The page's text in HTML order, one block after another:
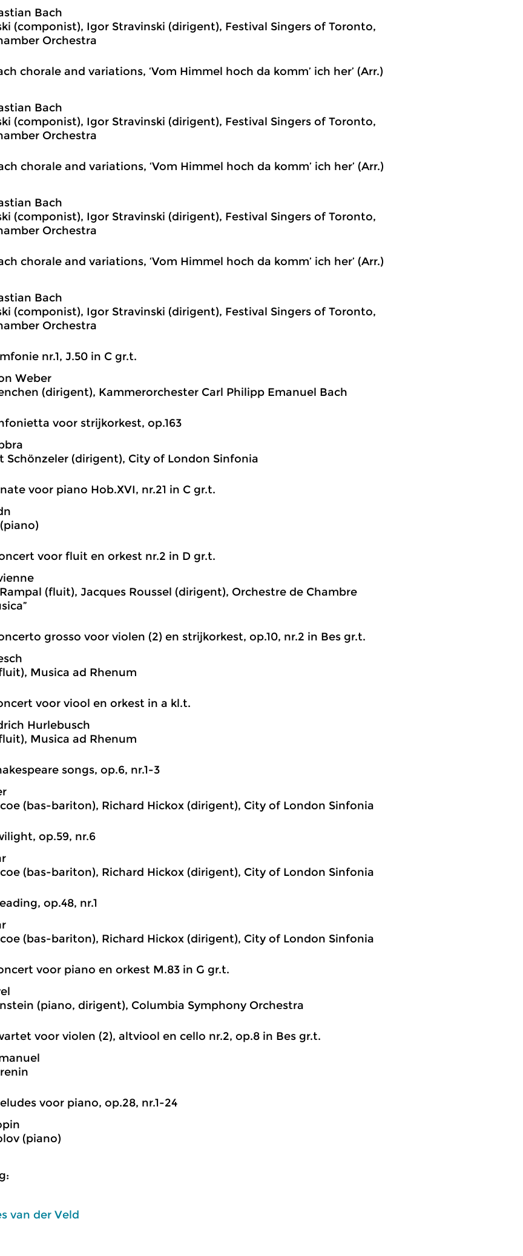
Bach
(componist), Igor Stravinski (dirigent), Festival Singers of Toronto,
Orchestra
chorale and variations, ‘Vom Himmel hoch da komm’ ich her’ (Arr.)
Bach
(componist), Igor Stravinski (dirigent), Festival Singers of Toronto,
Orchestra
chorale and variations, ‘Vom Himmel hoch da komm’ ich her’ (Arr.)
Bach
(componist), Igor Stravinski (dirigent), Festival Singers of Toronto,
Orchestra
chorale and variations, ‘Vom Himmel hoch da komm’ ich her’ (Arr.)
Bach
(componist), Igor Stravinski (dirigent), Festival Singers of Toronto,
Orchestra
nr.1, J.50 in C gr.t.
Weber
(dirigent), Kammerorchester Carl Philipp Emanuel Bach
voor strijkorkest, op.163
Schönzeler (dirigent), City of London Sinfonia
voor piano Hob.XVI, nr.21 in C gr.t.
voor fluit en orkest nr.2 in D gr.t.
(fluit), Jacques Roussel (dirigent), Orchestre de Chambre
grosso voor violen (2) en strijkorkest, op.10, nr.2 in Bes gr.t.
Musica ad Rhenum
voor viool en orkest in a kl.t.
Hurlebusch
Musica ad Rhenum
songs, op.6, nr.1-3
(bas-bariton), Richard Hickox (dirigent), City of London Sinfonia
op.59, nr.6
(bas-bariton), Richard Hickox (dirigent), City of London Sinfonia
op.48, nr.1
(bas-bariton), Richard Hickox (dirigent), City of London Sinfonia
voor piano en orkest M.83 in G gr.t.
(piano, dirigent), Columbia Symphony Orchestra
voor violen (2), altviool en cello nr.2, op.8 in Bes gr.t.
voor piano, op.28, nr.1-24
(piano)
van der Veld